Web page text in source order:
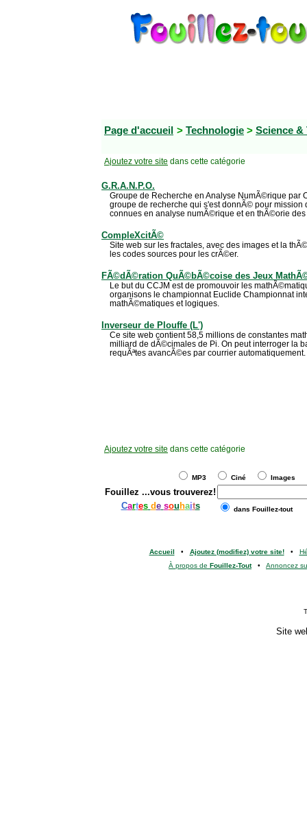
Page d'accueil > Technologie > Science &
Ajoutez votre site dans cette catégorie
G.R.A.N.P.O.
Groupe de Recherche en Analyse NumÃ©rique par
groupe de recherche qui s'est donnÃ© pour mission
connues en analyse numÃ©rique et en thÃ©orie
CompleXcitÃ©
Site web sur les fractales, avec des images et la
les codes sources pour les crÃ©er.
FÃ©dÃ©ration QuÃ©bÃ©coise des Jeux
Le but du CCJM est de promouvoir les
organisons le championnat Euclide Championnat
mathÃ©matiques et logiques.
Inverseur de Plouffe (L')
Ce site web contient 58,5 millions de constantes
milliard de dÃ©cimales de Pi. On peut interroger la
requÃªtes avancÃ©es par courrier automatiquement.
Ajoutez votre site dans cette catégorie
MP3 Ciné Images
Fouillez ...vous trouverez!
Cartes de sou haits dans Fouillez-tout
Accueil • Ajoutez (modifiez) votre site!•
À propos de Fouillez-Tout• Annoncez
Site